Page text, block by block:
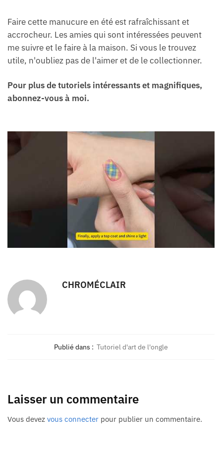
Faire cette manucure en été est rafraîchissant et
accrocheur. Les amies qui sont intéressées peuvent
me suivre et le faire à la maison. Si vous le trouvez
utile, n'oubliez pas de l'aimer et de le collectionner.
Pour plus de tutoriels intéressants et magnifiques,
abonnez-vous à moi.
CHROMÉCLAIR
Publié dans : Tutoriel d'art de l'ongle
Laisser un commentaire
Vous devez vous connecter pour publier un commentaire.